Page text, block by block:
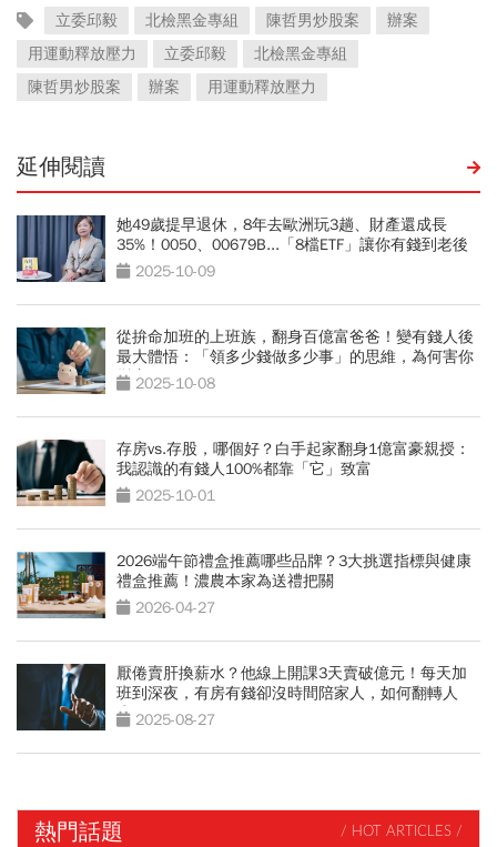
立委邱毅 北檢黑金專組 陳哲男炒股案
辦案
用運動釋放壓力
立委邱毅
北檢黑金專組
陳哲男炒股案
辦案 用運動釋放壓力
延伸閱讀
她49歲提早退休，8年去歐洲玩3趟、財產還成長
35%！0050、00679B...「8檔ETF」讓你有錢到老後
2025-10-09
從拚命加班的上班族，翻身百億富爸爸！變有錢人後
最大體悟：「領多少錢做多少事」的思維，為何害你
變窮？
2025-10-08
存房vs.存股，哪個好？白手起家翻身1億富豪親授：
我認識的有錢人100%都靠「它」致富
2025-10-01
2026端午節禮盒推薦哪些品牌？3大挑選指標與健康
禮盒推薦！濃農本家為送禮把關
2026-04-27
厭倦賣肝換薪水？他線上開課3天賣破億元！每天加
班到深夜，有房有錢卻沒時間陪家人，如何翻轉人
生？2025-08-27
熱門話題 / HOT ARTICLES /